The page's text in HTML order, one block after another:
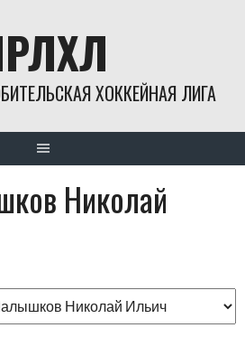
ХОККЕЙНАЯ ЛИГА
Николай